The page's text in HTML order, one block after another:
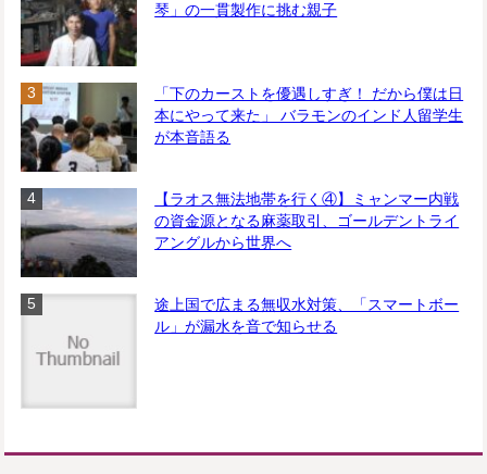
琴」の一貫製作に挑む親子
「下のカーストを優遇しすぎ！ だから僕は日
本にやって来た」 バラモンのインド人留学生
が本音語る
【ラオス無法地帯を行く④】ミャンマー内戦
の資金源となる麻薬取引、ゴールデントライ
アングルから世界へ
途上国で広まる無収水対策、「スマートボー
ル」が漏水を音で知らせる